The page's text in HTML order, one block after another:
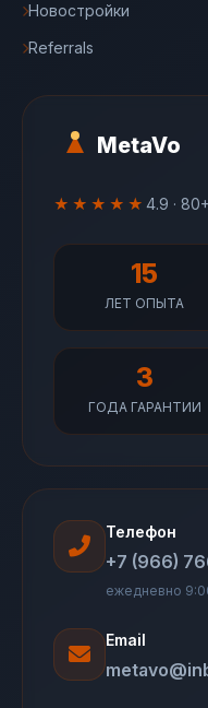
MetaVo
★★★★★ 4.9 ·
15
ЛЕТ ОПЫТА
3
ГОДА ГАРАНТИИ
Новостройки
Referrals
Телефон
+7 (966)
ежедневно
Email